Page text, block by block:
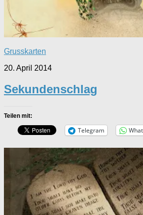
Grusskarten
20. April 2014
Sekundenschlag
Teilen mit:
Telegram